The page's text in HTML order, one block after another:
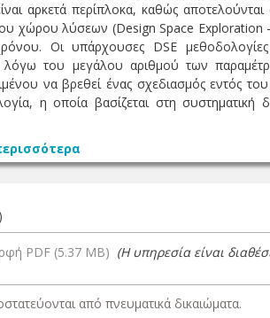
αρκετά περίπλοκα, καθώς
χώρου λύσεων (Design Space Exploration
Οι υπάρχουσες DSE
του μεγάλου αριθμού των
να βρεθεί ένας σχεδιασμός εντός
η οποία βασίζεται στη συστηματική
PDF (5.37 MB) (Η υπηρεσία είναι
από πνευματικά δικαιώματα.